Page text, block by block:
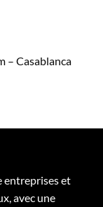
– Casablanca
entreprises et
avec une